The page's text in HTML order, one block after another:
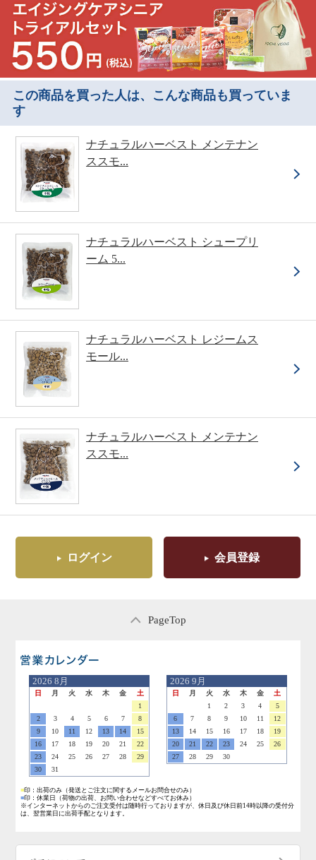
この商品を買った人は、こんな商品も買っていま
す
ナチュラルハーベスト メンテナン
ススモ...
ナチュラルハーベスト シュープリ
ーム 5...
ナチュラルハーベスト レジームス
モール...
ナチュラルハーベスト メンテナン
ススモ...
ログイン 会員登録
PageTop
2026 8月
日 月 火 水 木 金
土
1
2
3 4 5 6 7
8
9
10 11 12 13 14
15
16
17 18 19 20 21
22
23
24 25 26 27 28
29
30
31
2026 9月
日 月 火 水 木 金
土
1
2 3 4
5
6
7 8 9 10 11
12
13
14 15 16 17 18
19
20
21 22 23 24 25
26
27
28 29 30
■印：出荷のみ （発送とご注文に関するメールお問合せのみ）
■印：休業日
（荷物の出荷、お問い合わせなどすべてお休み）
※インターネットからのご注文受付は随時行っておりますが、休日及び休日前14時以降の受付分
は、翌営業日に出荷手配となります。